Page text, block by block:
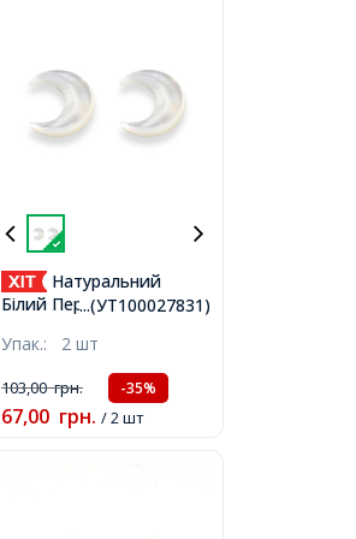
...(УТ100027831)
Натуральний
Білий Перламутр, без
Розмір: 10х8х2мм,
Упак.: 2 шт
103,00грн. -35%
67,00 грн. / 2 шт